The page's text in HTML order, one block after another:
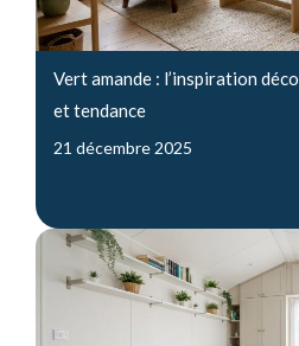
Vert amande : l’inspiration
et tendance
21 décembre 2025